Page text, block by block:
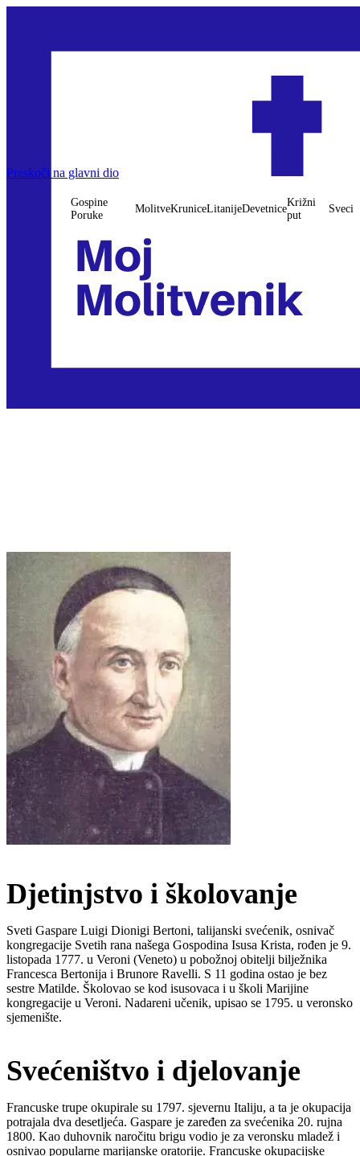
Preskoči na glavni dio
Gospine
Poruke
MolitveKruniceLitanijeDevetnice
Križni
put
Sveci
Djetinjstvo i školovanje
Sveti Gaspare Luigi Dionigi Bertoni, talijanski svećenik, osnivač
kongregacije Svetih rana našega Gospodina Isusa Krista, rođen je 9.
listopada 1777. u Veroni (Veneto) u pobožnoj obitelji bilježnika
Francesca Bertonija i Brunore Ravelli. S 11 godina ostao je bez
sestre Matilde. Školovao se kod isusovaca i u školi Marijine
kongregacije u Veroni. Nadareni učenik, upisao se 1795. u veronsko
sjemenište.
Svećeništvo i djelovanje
Francuske trupe okupirale su 1797. sjevernu Italiju, a ta je okupacija
potrajala dva desetljeća. Gaspare je zaređen za svećenika 20. rujna
1800. Kao duhovnik naročitu brigu vodio je za veronsku mladež i
osnivao popularne marijanske oratorije. Francuske okupacijske